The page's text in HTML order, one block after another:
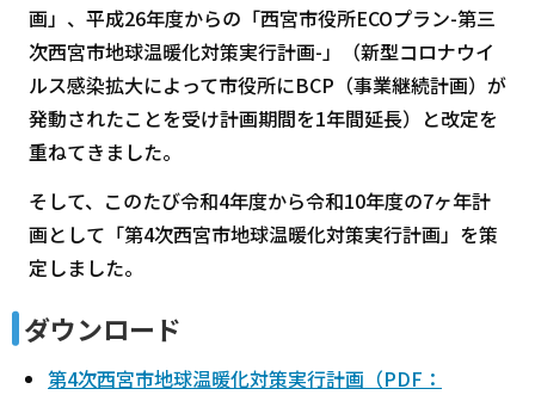
画」、平成26年度からの「西宮市役所ECOプラン-第三
次西宮市地球温暖化対策実行計画-」（新型コロナウイ
ルス感染拡大によって市役所にBCP（事業継続計画）が
発動されたことを受け計画期間を1年間延長）と改定を
重ねてきました。
そして、このたび令和4年度から令和10年度の7ヶ年計
画として「第4次西宮市地球温暖化対策実行計画」を策
定しました。
ダウンロード
第4次西宮市地球温暖化対策実行計画（PDF：